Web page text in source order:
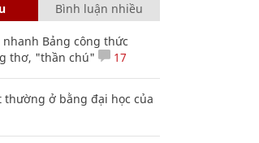
Bình luận nhiều
nhanh Bảng công thức
thơ, "thần chú"
17
thường ở bằng đại học của